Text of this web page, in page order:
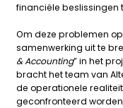
financiële beslissingen
Om deze problemen
samenwerking uit te
& Accounting” in het
bracht het team van
de operationele
geconfronteerd